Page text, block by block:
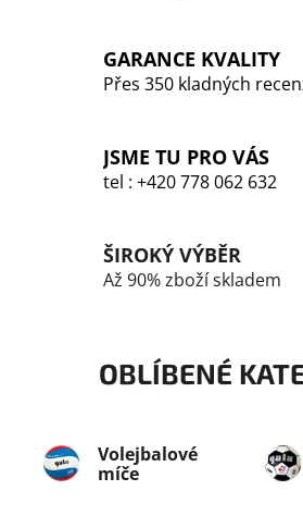
í
p
k
y
i
GARANCE KVALITY
Přes 350 kladných
JSME TU PRO VÁS
tel : +420 778 062 632
ŠIROKÝ VÝBĚR
Až 90% zboží skladem
OBLÍBENÉ
Volejbalové
míče